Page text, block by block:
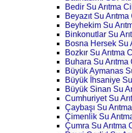
Bedir Su Arıtma
Beyazıt Su Arıtma
Beyhekim Su
Binkonutlar Su
Bosna Hersek Su
Bozkır Su Arıtma
Buhara Su Arıtma
Büyük Aymanas
Büyük İhsaniye Su
Büyük Sinan Su
Cumhuriyet Su
Çaybaşı Su
Çimenlik Su
Çumra Su Arıtma